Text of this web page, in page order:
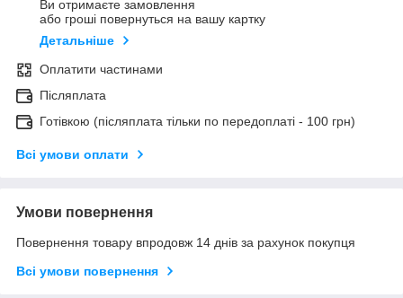
Ви отримаєте замовлення
або гроші повернуться на вашу картку
Детальніше
Оплатити частинами
Післяплата
Готівкою (післяплата тільки по передоплаті - 100 грн)
Всі умови оплати
Умови повернення
Повернення товару впродовж 14 днів за рахунок покупця
Всі умови повернення